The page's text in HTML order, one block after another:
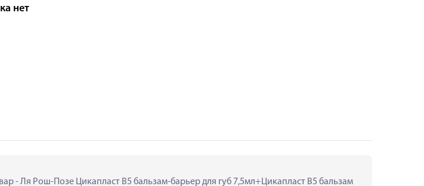
нет
- Ля Рош-Позе Цикапласт В5 бальзам-барьер для губ 7,5мл+Цикапласт В5 бальзам